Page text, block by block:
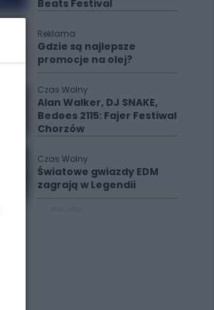
Beats Festival
Reklama
Gdzie są najlepsze
promocje na olej?
Czas Wolny
Alan Walker, DJ SNAKE,
Bedoes 2115: Fajer Festiwal
Chorzów
Czas Wolny
Światowe gwiazdy EDM
zagrają w Legendii